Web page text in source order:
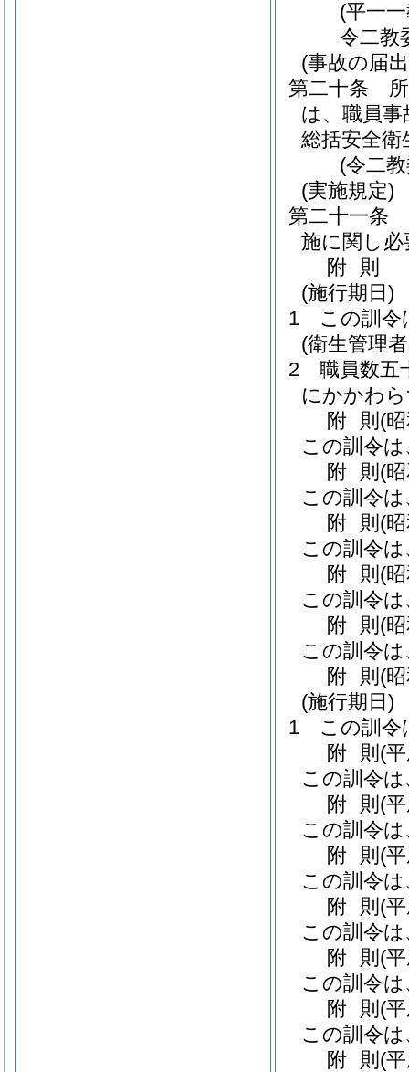
(平一
令二教
(事故の届
第二十条
は、職員事
総括安全
(令二
(実施規定)
第二十一条
施に関し
附 則
(施行期日)
1
この訓令
(衛生管理
2
職員数五
にかかわ
附 則 (
この訓令
附 則 (
この訓令
附 則 (
この訓令
附 則 (
この訓令
附 則 (
この訓令
附 則 (
(施行期日)
1
この訓令
附 則 (
この訓令
附 則 (
この訓令
附 則 (
この訓令
附 則 (
この訓令
附 則 (
この訓令
附 則 (
この訓令
附 則 (